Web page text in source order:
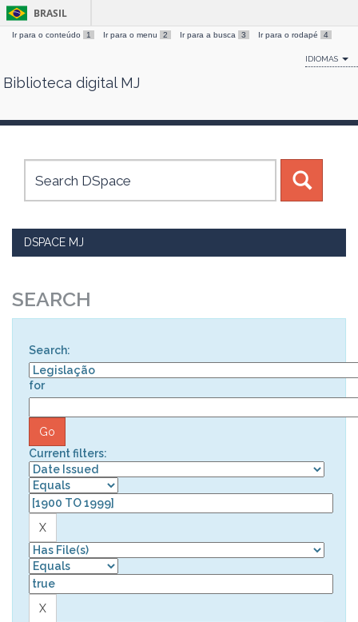
Skip
BRASIL
Ir para o conteúdo 1 Ir para o menu 2 Ir para a busca 3 Ir para o rodapé 4
IDIOMAS
Biblioteca digital MJ
DSPACE MJ
SEARCH
Search:
for
Current filters: